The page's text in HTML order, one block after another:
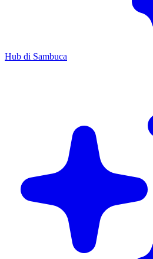
Hub di Sambuca